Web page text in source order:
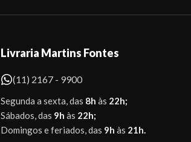
Livraria Martins Fontes
(11) 2167 - 9900
Segunda a sexta, das 8h às 22h;
Sábados, das 9h às 22h;
Domingos e feriados, das 9h às 21h.